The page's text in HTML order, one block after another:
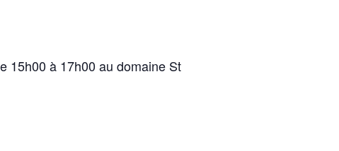
15h00 à 17h00 au domaine St